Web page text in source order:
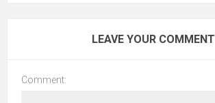
LEAVE YOUR COMMENT
Comment: